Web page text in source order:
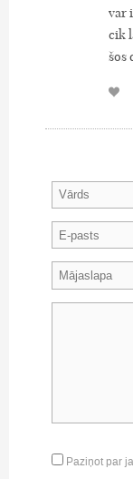
var
cik
šos
Paziņot par